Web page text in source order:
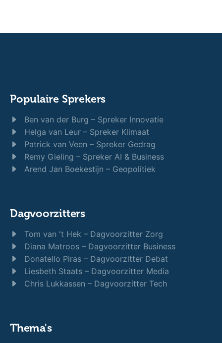
Populaire Sprekers
Ben van der Burg – Spreker Innovatie
Helga van Leur – Spreker Klimaat
Patrick van Veen – Spreker Gedrag
Remy Gieling – Spreker AI & Business
Arend Jan Boekestijn – Geopolitiek
Dagvoorzitters
Tom van 't Hek – Dagvoorzitter Zorg
Diana Matroos – Dagvoorzitter Business
Donatello Piras – Dagvoorzitter Debat
Liesbeth Staats – Dagvoorzitter Media
Chris Lukkassen – Dagvoorzitter Tech
Thema's